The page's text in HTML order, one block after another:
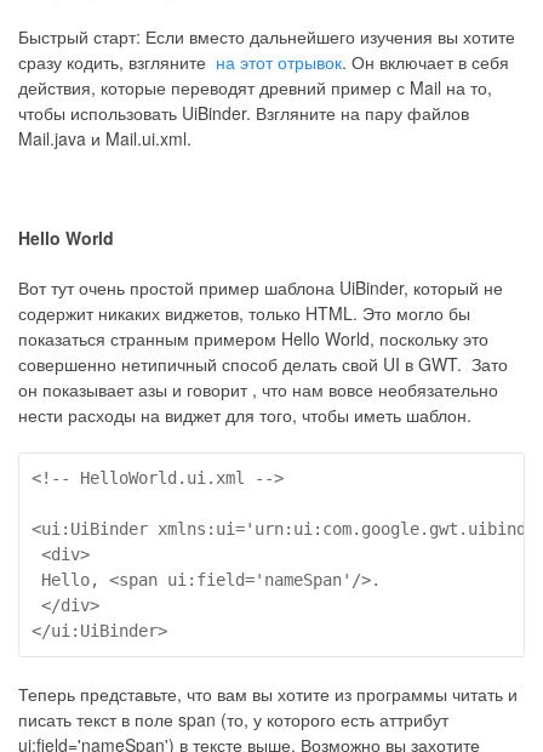
Быстрый старт: Если вместо дальнейшего изучения вы хотите
сразу кодить, взгляните на этот отрывок. Он включает в себя
действия, которые переводят древний пример с Mail на то,
чтобы использовать UiBinder. Взгляните на пару файлов
Mail.java и Mail.ui.xml.
Hello World
Вот тут очень простой пример шаблона UiBinder, который не
содержит никаких виджетов, только HTML. Это могло бы
показаться странным примером Hello World, поскольку это
совершенно нетипичный способ делать свой UI в GWT. Зато
он показывает азы и говорит , что нам вовсе необязательно
нести расходы на виджет для того, чтобы иметь шаблон.
<!-- HelloWorld.ui.xml -->
<ui:UiBinder
<div>
Hello, <span ui:field='nameSpan'/>.
</div>
</ui:UiBinder>
Теперь представьте, что вам вы хотите из программы читать и
писать текст в поле span (то, у которого есть аттрибут
ui:field='nameSpan') в тексте выше. Возможно вы захотите